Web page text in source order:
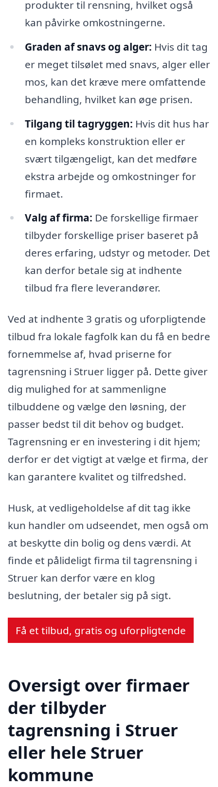
produkter til rensning, hvilket også
kan påvirke omkostningerne.
Graden af snavs og alger: Hvis dit tag
er meget tilsølet med snavs, alger eller
mos, kan det kræve mere omfattende
behandling, hvilket kan øge prisen.
Tilgang til tagryggen: Hvis dit hus har
en kompleks konstruktion eller er
svært tilgængeligt, kan det medføre
ekstra arbejde og omkostninger for
firmaet.
Valg af firma: De forskellige firmaer
tilbyder forskellige priser baseret på
deres erfaring, udstyr og metoder. Det
kan derfor betale sig at indhente
tilbud fra flere leverandører.
Ved at indhente 3 gratis og uforpligtende
tilbud fra lokale fagfolk kan du få en bedre
fornemmelse af, hvad priserne for
tagrensning i Struer ligger på. Dette giver
dig mulighed for at sammenligne
tilbuddene og vælge den løsning, der
passer bedst til dit behov og budget.
Tagrensning er en investering i dit hjem;
derfor er det vigtigt at vælge et firma, der
kan garantere kvalitet og tilfredshed.
Husk, at vedligeholdelse af dit tag ikke
kun handler om udseendet, men også om
at beskytte din bolig og dens værdi. At
finde et pålideligt firma til tagrensning i
Struer kan derfor være en klog
beslutning, der betaler sig på sigt.
Få et tilbud, gratis og uforpligtende
Oversigt over firmaer
der tilbyder
tagrensning i Struer
eller hele Struer
kommune